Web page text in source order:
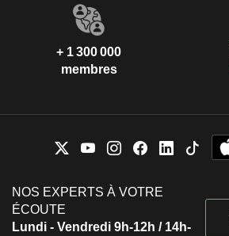
+ 1 300 000
membres
NOS EXPERTS À VOTRE
ÉCOUTE
Lundi - Vendredi 9h-12h / 14h-